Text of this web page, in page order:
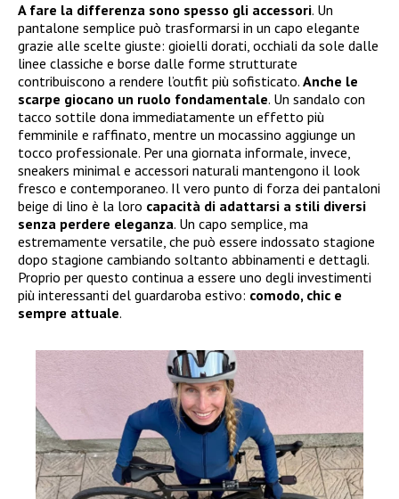
A fare la differenza sono spesso gli accessori. Un
pantalone semplice può trasformarsi in un capo elegante
grazie alle scelte giuste: gioielli dorati, occhiali da sole dalle
linee classiche e borse dalle forme strutturate
contribuiscono a rendere l’outfit più sofisticato. Anche le
scarpe giocano un ruolo fondamentale. Un sandalo con
tacco sottile dona immediatamente un effetto più
femminile e raffinato, mentre un mocassino aggiunge un
tocco professionale. Per una giornata informale, invece,
sneakers minimal e accessori naturali mantengono il look
fresco e contemporaneo. Il vero punto di forza dei pantaloni
beige di lino è la loro capacità di adattarsi a stili diversi
senza perdere eleganza. Un capo semplice, ma
estremamente versatile, che può essere indossato stagione
dopo stagione cambiando soltanto abbinamenti e dettagli.
Proprio per questo continua a essere uno degli investimenti
più interessanti del guardaroba estivo: comodo, chic e
sempre attuale.